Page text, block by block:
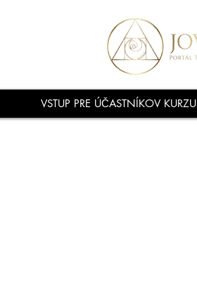
VSTUP PRE ÚČASTNÍKOV KURZU